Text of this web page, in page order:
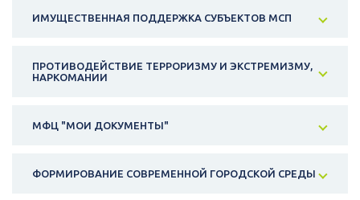
ИМУЩЕСТВЕННАЯ ПОДДЕРЖКА СУБЪЕКТОВ МСП
ПРОТИВОДЕЙСТВИЕ ТЕРРОРИЗМУ И ЭКСТРЕМИЗМУ,
НАРКОМАНИИ
МФЦ "МОИ ДОКУМЕНТЫ"
ФОРМИРОВАНИЕ СОВРЕМЕННОЙ ГОРОДСКОЙ СРЕДЫ